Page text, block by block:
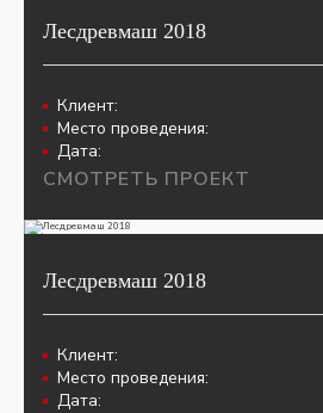
Лесдревмаш 2018
Клиент:
Место проведения:
Дата:
СМОТРЕТЬ ПРОЕКТ
Лесдревмаш 2018
Клиент:
Место проведения:
Дата: